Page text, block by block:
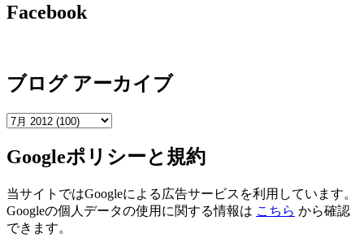
Facebook
ブログ アーカイブ
Googleポリシーと規約
当サイトではGoogleによる広告サービスを利用しています。
Googleの個人データの使用に関する情報は こちら から確認
できます。